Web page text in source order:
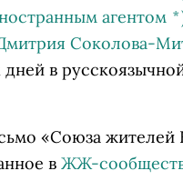
агентом *
Соколова-
в
«Союза жителей
в ЖЖ-